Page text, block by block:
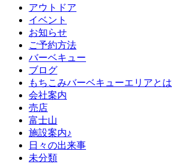
アウトドア
イベント
お知らせ
ご予約方法
バーベキュー
ブログ
もちこみバーベキューエリアとは
会社案内
売店
富士山
施設案内♪
日々の出来事
未分類